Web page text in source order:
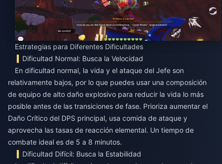
Estrategias para Diferentes Dificultades
Dificultad Normal: Busca la Velocidad
En dificultad normal, la vida y el ataque del Jefe son
relativamente bajos, por lo que puedes usar una composición
de equipo de alto daño explosivo para reducir la vida lo más
posible antes de las transiciones de fase. Prioriza aumentar el
Daño Crítico del DPS principal, usa comida de ataque y
aprovecha las tasas de reacción elemental. Un tiempo de
combate ideal es de 5 a 8 minutos.
Dificultad Difícil: Busca la Estabilidad